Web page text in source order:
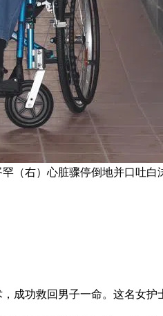
（右）心脏骤停倒地并口吐
功救回男子一命。这名女护